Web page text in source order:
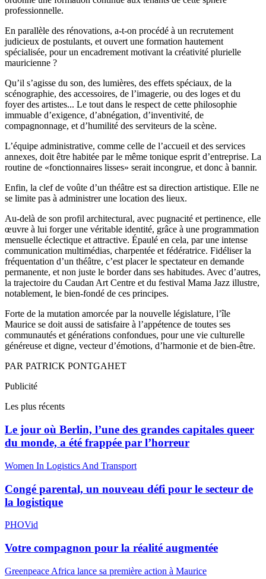
professionnelle.
En parallèle des rénovations, a-t-on procédé à un recrutement
judicieux de postulants, et ouvert une formation hautement
spécialisée, pour un encadrement motivant la créativité plurielle
mauricienne ?
Qu’il s’agisse du son, des lumières, des effets spéciaux, de la
scénographie, des accessoires, de l’imagerie, ou des loges et du
foyer des artistes... Le tout dans le respect de cette philosophie
immuable d’exigence, d’abnégation, d’inventivité, de
compagnonnage, et d’humilité des serviteurs de la scène.
L’équipe administrative, comme celle de l’accueil et des services
annexes, doit être habitée par le même tonique esprit d’entreprise. La
routine de «fonctionnaires lisses» serait incongrue, et donc à bannir.
Enfin, la clef de voûte d’un théâtre est sa direction artistique. Elle ne
se limite pas à administrer une location des lieux.
Au-delà de son profil architectural, avec pugnacité et pertinence, elle
œuvre à lui forger une véritable identité, grâce à une programmation
mensuelle éclectique et attractive. Épaulé en cela, par une intense
communication multimédias, charpentée et fédératrice. Fidéliser la
fréquentation d’un théâtre, c’est placer le spectateur en demande
permanente, et non juste le border dans ses habitudes. Avec d’autres,
la trajectoire du Caudan Art Centre et du festival Mama Jazz illustre,
notablement, le bien-fondé de ces principes.
Forte de la mutation amorcée par la nouvelle législature, l’île
Maurice se doit aussi de satisfaire à l’appétence de toutes ses
communautés et générations confondues, pour une vie culturelle
généreuse et digne, vecteur d’émotions, d’harmonie et de bien-être.
PAR PATRICK PONTGAHET
Publicité
Les plus récents
Le jour où Berlin, l’une des grandes capitales queer
du monde, a été frappée par l’horreur
Women In Logistics And Transport
Congé parental, un nouveau défi pour le secteur de
la logistique
PHOVid
Votre compagnon pour la réalité augmentée
Greenpeace Africa lance sa première action à Maurice